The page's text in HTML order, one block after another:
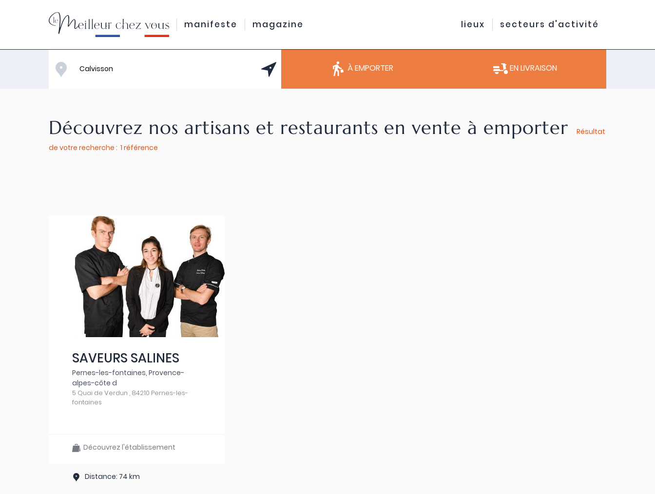
manifeste magazine lieux secteurs d'activité
À EMPORTER EN LIVRAISON
Découvrez nos artisans et restaurants en vente à emporter
Résultat
de votre recherche : 1 référence
SAVEURS SALINES
Pernes-les-fontaines, Provence-
alpes-côte d
5 Quai de Verdun , 84210 Pernes-les-
fontaines
Découvrez l'établissement
Distance: 74 km